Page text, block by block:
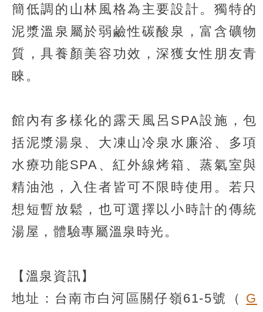
簡低調的山林風格為主要設計。獨特的
泥漿溫泉屬於弱鹼性碳酸泉，富含礦物
質，具養顏美容功效，深獲女性朋友青
睞。
館內有多樣化的露天風呂SPA設施，包
括泥漿湯泉、大凍山冷泉水廉浴、多項
水療功能SPA、紅外線烤箱、蒸氣室與
精油池，入住者皆可不限時使用。若只
想短暫放鬆，也可選擇以小時計的傳統
湯屋，體驗專屬溫泉時光。
【溫泉資訊】
地址：台南市白河區關仔嶺61-5號（ G